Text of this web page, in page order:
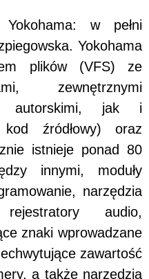
w pełni
Yokohama
plików (VFS) ze
zewnętrznymi
autorskimi, jak i
źródłowy) oraz
istnieje ponad 80
innymi, moduły
narzędzia
audio,
znaki wprowadzane
zawartość
a także narzędzia